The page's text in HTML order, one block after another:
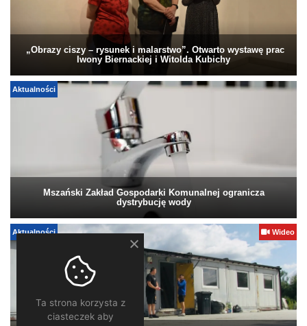
„Obrazy ciszy – rysunek i malarstwo”. Otwarto wystawę prac
Iwony Biernackiej i Witolda Kubichy
Aktualności
Mszański Zakład Gospodarki Komunalnej ogranicza
dystrybucję wody
Aktualności Wideo
Ta strona korzysta z
ciasteczek aby